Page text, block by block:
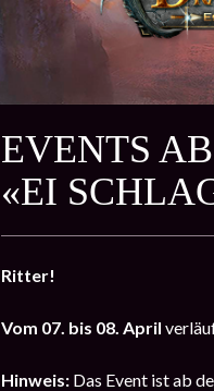
EVENTS
«EI
Ritter!
Vom 07. bis 08. April
Hinweis: Das Event ist ab